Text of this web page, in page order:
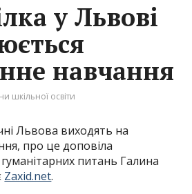
у Львові
навчання
шкільної освіти
Львова виходять на
про це доповіла
питань Галина
Zaxid.net.